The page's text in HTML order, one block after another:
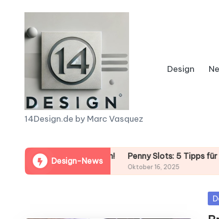
1
4
D
14Design.de by Marc Vasquez
Design
Design-News
für deinen Gewinn! Penny Slots: 5 Tipps für deinen
Oktober 16, 2025